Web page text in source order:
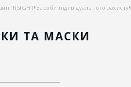
INSIGHT Засоби індивідуального захисту
ТА МАСКИ